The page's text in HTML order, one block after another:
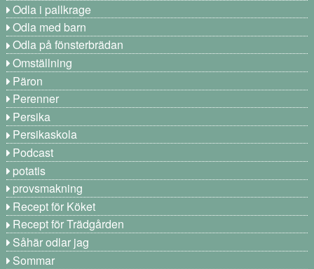
Odla i pallkrage
Odla med barn
Odla på fönsterbrädan
Omställning
Päron
Perenner
Persika
Persikaskola
Podcast
potatis
provsmakning
Recept för Köket
Recept för Trädgården
Såhär odlar jag
Sommar